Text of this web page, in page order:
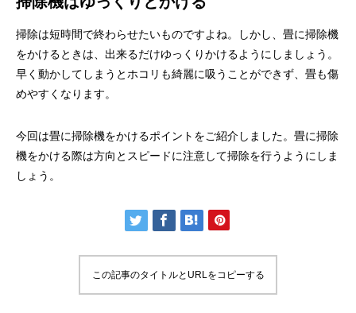
掃除は短時間で終わらせたいものですよね。しかし、畳に掃除機
をかけるときは、出来るだけゆっくりかけるようにしましょう。
早く動かしてしまうとホコリも綺麗に吸うことができず、畳も傷
めやすくなります。
今回は畳に掃除機をかけるポイントをご紹介しました。畳に掃除
機をかける際は方向とスピードに注意して掃除を行うようにしま
しょう。
この記事のタイトルとURLをコピーする